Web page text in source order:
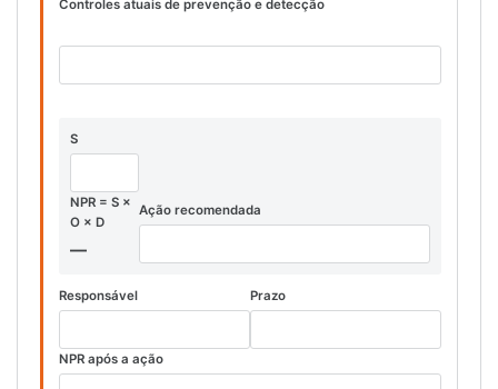
Controles atuais de prevenção e detecção
S
NPR = S ×
O × D
—
Ação recomendada
Responsável Prazo
NPR após a ação